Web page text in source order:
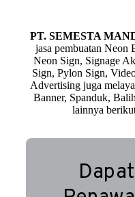
PT. SEMESTA
jasa pembuatan Neon
Neon Sign, Signage
Sign, Pylon Sign,
Advertising juga
Banner, Spanduk,
lainnya